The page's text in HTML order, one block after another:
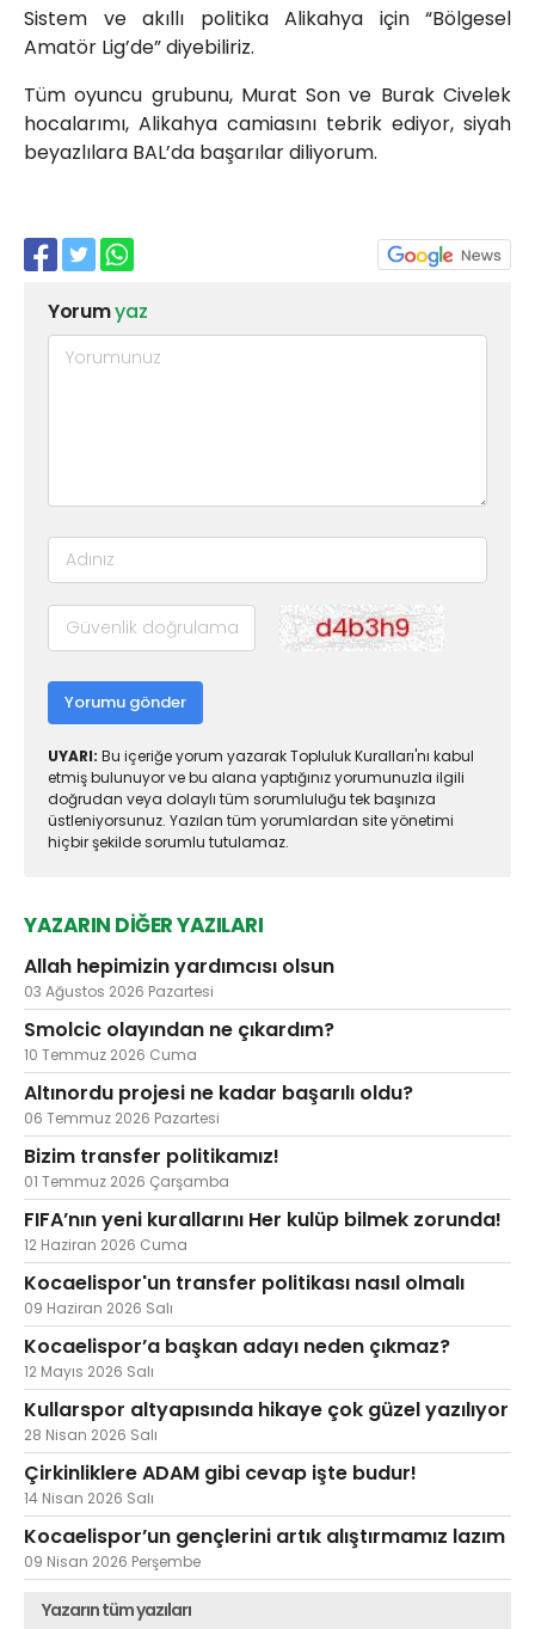
Sistem ve akıllı politika Alikahya için “Bölgesel
Amatör Lig’de” diyebiliriz.
Tüm oyuncu grubunu, Murat Son ve Burak Civelek
hocalarımı, Alikahya camiasını tebrik ediyor, siyah
beyazlılara BAL’da başarılar diliyorum.
Yorumyaz
Yorumu gönder
UYARI: Bu içeriğe yorum yazarak Topluluk Kuralları'nı kabul
etmiş bulunuyor ve bu alana yaptığınız yorumunuzla ilgili
doğrudan veya dolaylı tüm sorumluluğu tek başınıza
üstleniyorsunuz. Yazılan tüm yorumlardan site yönetimi
hiçbir şekilde sorumlu tutulamaz.
YAZARIN DİĞER YAZILARI
Allah hepimizin yardımcısı olsun
03 Ağustos 2026 Pazartesi
Smolcic olayından ne çıkardım?
10 Temmuz 2026 Cuma
Altınordu projesi ne kadar başarılı oldu?
06 Temmuz 2026 Pazartesi
Bizim transfer politikamız!
01 Temmuz 2026 Çarşamba
FIFA’nın yeni kurallarını Her kulüp bilmek zorunda!
12 Haziran 2026 Cuma
Kocaelispor'un transfer politikası nasıl olmalı
09 Haziran 2026 Salı
Kocaelispor’a başkan adayı neden çıkmaz?
12 Mayıs 2026 Salı
Kullarspor altyapısında hikaye çok güzel yazılıyor
28 Nisan 2026 Salı
Çirkinliklere ADAM gibi cevap işte budur!
14 Nisan 2026 Salı
Kocaelispor’un gençlerini artık alıştırmamız lazım
09 Nisan 2026 Perşembe
Yazarın tüm yazıları